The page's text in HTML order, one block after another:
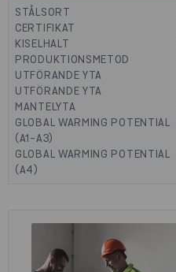
STÅLSORT
CERTIFIKAT
KISELHALT
PRODUKTIONSMETOD
UTFÖRANDE YTA
UTFÖRANDE YTA
MANTELYTA
GLOBAL WARMING POTENTIAL
(A1-A3)
GLOBAL WARMING POTENTIAL
(A4)